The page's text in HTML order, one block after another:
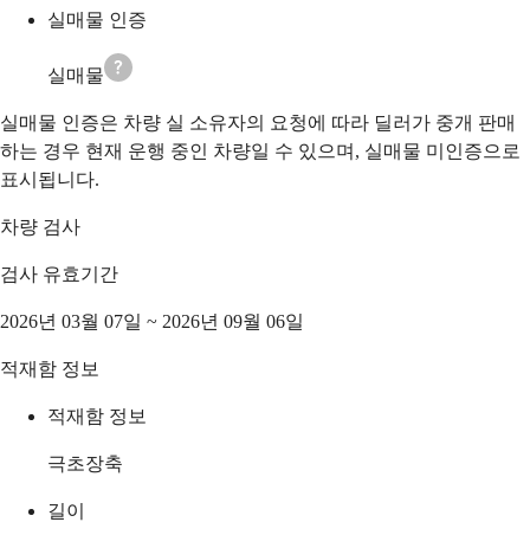
실매물 인증
실매물
실매물 인증은 차량 실 소유자의 요청에 따라 딜러가 중개 판매
하는 경우 현재 운행 중인 차량일 수 있으며, 실매물 미인증으로
표시됩니다.
차량 검사
검사 유효기간
2026년 03월 07일 ~ 2026년 09월 06일
적재함 정보
적재함 정보
극초장축
길이